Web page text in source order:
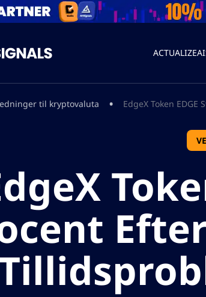
ACTUALIZEAI
til kryptovaluta • EdgeX Token